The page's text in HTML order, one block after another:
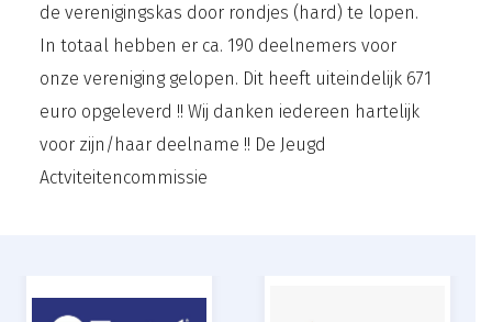
de verenigingskas door rondjes (hard) te lopen.
In totaal hebben er ca. 190 deelnemers voor
onze vereniging gelopen. Dit heeft uiteindelijk 671
euro opgeleverd !! Wij danken iedereen hartelijk
voor zijn/haar deelname !! De Jeugd
Actviteitencommissie